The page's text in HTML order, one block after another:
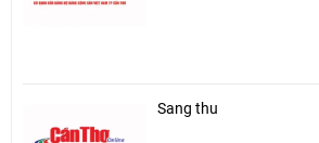
Sang thu